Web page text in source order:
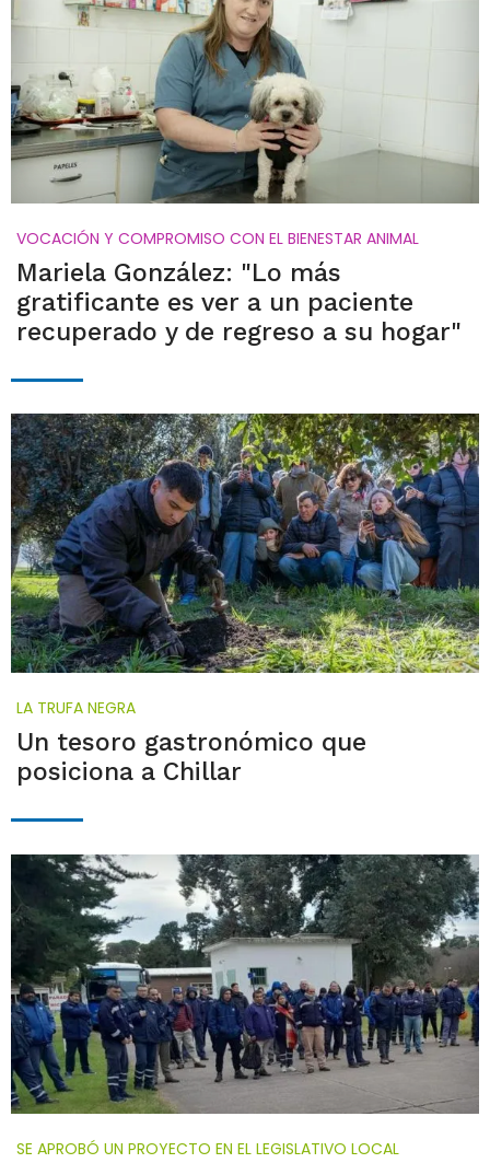
VOCACIÓN Y COMPROMISO CON EL BIENESTAR ANIMAL
Mariela González: "Lo más
gratificante es ver a un paciente
recuperado y de regreso a su hogar"
LA TRUFA NEGRA
Un tesoro gastronómico que
posiciona a Chillar
SE APROBÓ UN PROYECTO EN EL LEGISLATIVO LOCAL